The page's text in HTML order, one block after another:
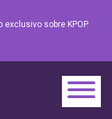
sobre KPOP.